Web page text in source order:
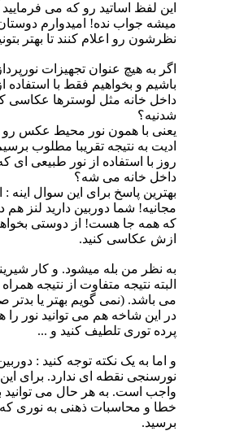
این لفظ اساتید رو که می فرمایید
میشه جواب نده! امیدوارم
نظرشون رو اعلام کنند تا بهتر
اگر به هیچ عنوان تجهیزات
باشیم و بخواهیم فقط با استفاده
داخل خانه مثل لوسترها عکاسی
شدنیه؟
یعنی با همون نور محیط عکس رو
ادیت به نتیجه تقریبا مطلوب
روز با استفاده از نور طبیعی ای
داخل خانه می شه؟
بهترین پاسخ برای این سوال اینه
مجانیه! شما دوربین دارید لنز هم
که همه جا هست! از دوستی
ازش عکاسی کنید.
به نظر من بله میشود. و کار
البته نتیجه متفاوت از نتیجه
می باشد. (نمی گویم بهتر یا بدتر
در این شاخه هم می توانید نور را
پرده توری تلطیف کنید و ...
و اما به یک نکته توجه کنید :
نورسنجی نقطه ای ندارد. برای این
واجب است. به هر حال می توانید
خطا و محاسبات ذهنی به نوری
برسید.